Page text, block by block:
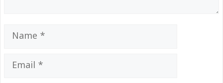
Name
Email